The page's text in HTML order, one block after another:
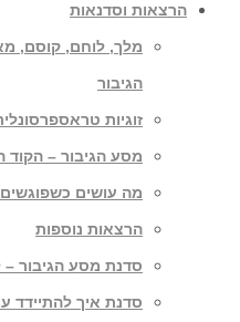
הרצאות וסדנאות
מלך, לוחם, קוסם,
הגיבור
זוגיות
מסע הגיבור – הקוד
מה עושים כשפוגשים
הרצאות נוספות
סדנת מסע הגיבור –
סדנת איך להתיידד